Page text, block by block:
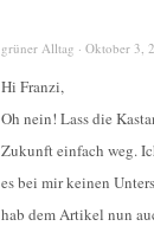
grüner Alltag · Oktober 3,
Hi Franzi,
Oh nein! Lass die
Zukunft einfach weg.
es bei mir keinen
hab dem Artikel nun